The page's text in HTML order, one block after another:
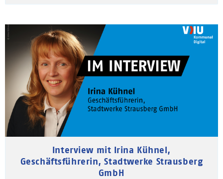
Interview mit Irina Kühnel,
Geschäftsführerin, Stadtwerke Strausberg
GmbH